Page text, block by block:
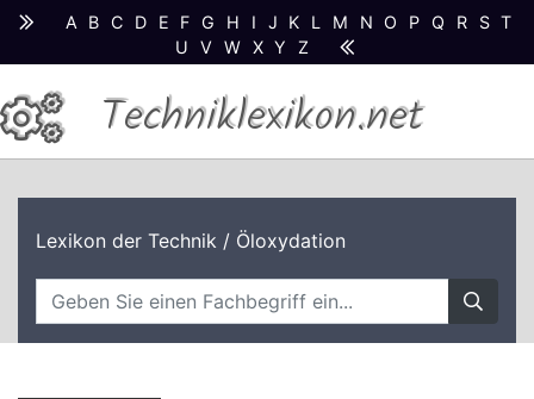
A B C D E F G H I J K L M N O P Q R S T
U
V W X Y Z
Techniklexikon.net
Lexikon der Technik / Öloxydation